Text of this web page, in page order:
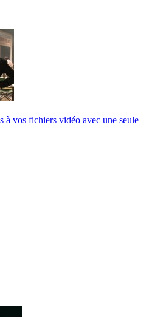
à vos fichiers vidéo avec une seule